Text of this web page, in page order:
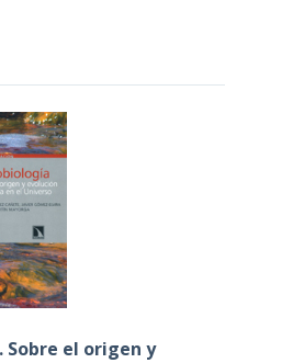
el origen y